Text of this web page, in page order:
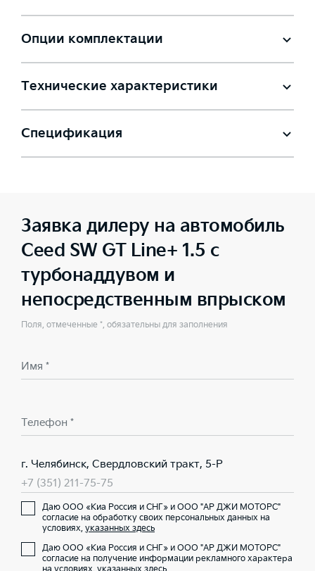
Опции комплектации
Технические характеристики
Спецификация
Заявка дилеру на автомобиль
Ceed SW GT Line+ 1.5 с
турбонаддувом и
непосредственным впрыском
Поля, отмеченные *, обязательны для заполнения
Имя *
Телефон *
г. Челябинск, Свердловский тракт, 5-Р
+7 (351) 211-75-75
Даю ООО «Киа Россия и СНГ» и ООО "АР ДЖИ МОТОРС"
согласие на обработку своих персональных данных на
условиях, указанных здесь
Даю ООО «Киа Россия и СНГ» и ООО "АР ДЖИ МОТОРС"
согласие на получение информации рекламного характера